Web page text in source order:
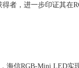
者，进一步印证其在
信RGB-Mini LED实现